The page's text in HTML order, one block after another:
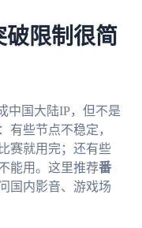
破限制很简
中国大陆IP，但不是
有些节点不稳定，
赛就用完；还有些
能用。这里推荐番
国内影音、游戏场